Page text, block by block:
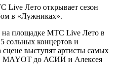
Live Лето открывает сезон
в «Лужниках».
на площадке МТС Live Лето в
сольных концертов и
выступят артисты самых
MAYOT до АСИИ и Алексея